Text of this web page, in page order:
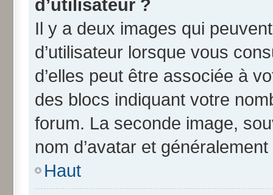
d’utilisateur ?
Il y a deux images qui
d’utilisateur lorsque vous
d’elles peut être associée à
des blocs indiquant votre
forum. La seconde image,
nom d’avatar et
Haut